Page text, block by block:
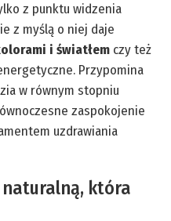
z punktu widzenia
z myślą o niej daje
i światłem czy też
Przypomina
w równym stopniu
zaspokojenie
uzdrawiania
która